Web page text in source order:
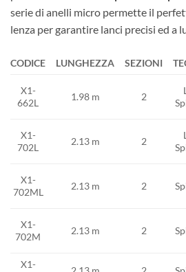
serie di anelli micro permette il
lenza per garantire lanci precisi ed a
CODICE LUNGHEZZA SEZIONI
X1-
662L
1.98 m 2
X1-
702L
2.13 m 2
X1-
702ML
2.13 m 2
X1-
702M
2.13 m 2
X1-